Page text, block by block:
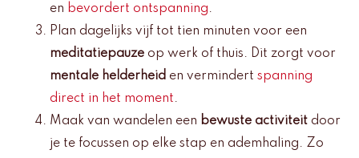
en bevordert ontspanning.
Plan dagelijks vijf tot tien minuten voor een
meditatiepauze op werk of thuis. Dit zorgt voor
mentale helderheid en vermindert spanning
direct in het moment.
Maak van wandelen een bewuste activiteit door
je te focussen op elke stap en ademhaling. Zo